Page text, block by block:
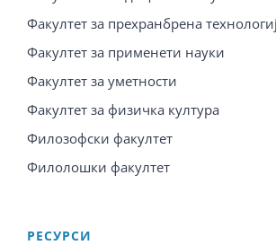
Факултет за прехранбрена
Факултет за применети науки
Факултет за уметности
Факултет за физичка култура
Филозофски факултет
Филолошки факултет
PЕСУРСИ